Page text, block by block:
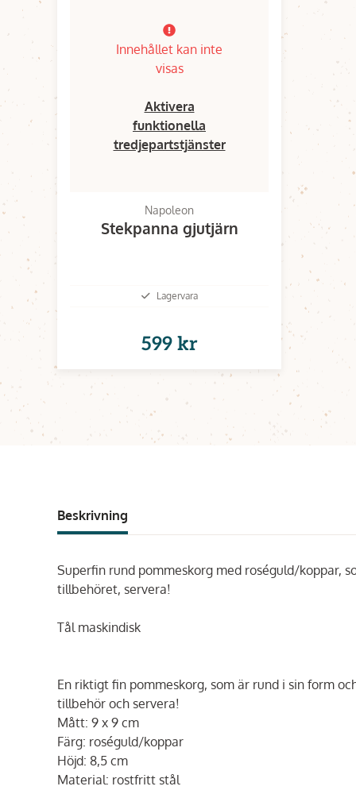
Innehållet kan inte
visas
Aktivera
funktionella
tredjepartstjänster
Napoleon
Stekpanna gjutjärn
Lagervara
599 kr
Beskrivning
Superfin rund pommeskorg med roséguld/koppar,
tillbehöret, servera!
Tål maskindisk
En riktigt fin pommeskorg, som är rund i sin form
tillbehör och servera!
Mått: 9 x 9 cm
Färg: roséguld/koppar
Höjd: 8,5 cm
Material: rostfritt stål